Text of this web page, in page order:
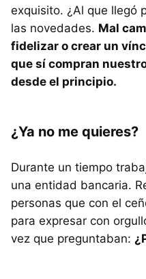
exquisito. ¿Al que llegó
las novedades. Mal
fidelizar o crear un
que sí compran
desde el principio.
¿Ya no me quieres?
Durante un tiempo
una entidad bancaria.
personas que con el
para expresar con
vez que preguntaban: